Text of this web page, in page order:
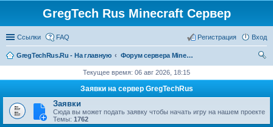
GregTech Rus Minecraft Сервер
Ссылки FAQ Вход
Регистрация
GregTechRus.Ru - На главную
Форум сервера Minecraft Gregtech 1.7.10
Текущее время: 06 авг 2026, 18:15
Заявки на сервер GregTechRus
Заявки
Сюда вы может подать заявку чтобы начать игру на нашем проекте
Темы: 1762